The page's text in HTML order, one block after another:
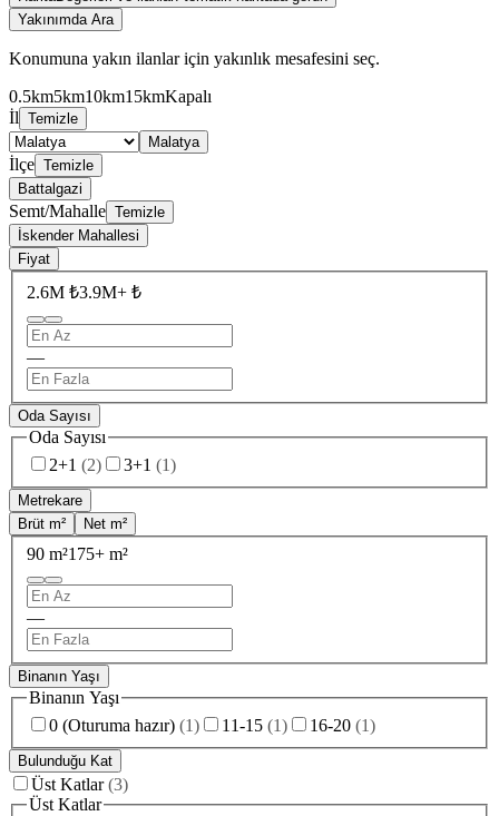
Yakınımda Ara
Konumuna yakın ilanlar için yakınlık mesafesini seç.
0.5km5km10km15kmKapalı
İl Temizle
Malatya
İlçe Temizle
Battalgazi
Semt/Mahalle Temizle
İskender Mahallesi
Fiyat
2.6M ₺3.9M+ ₺
—
Oda Sayısı
Oda Sayısı
2+1 (2) 3+1 (1)
Metrekare
Brüt m²
Net m²
90 m²175+ m²
—
Binanın Yaşı
Binanın Yaşı
0 (Oturuma hazır) (1) 11-15 (1) 16-20 (1)
Bulunduğu Kat
Üst Katlar (3)
Üst Katlar